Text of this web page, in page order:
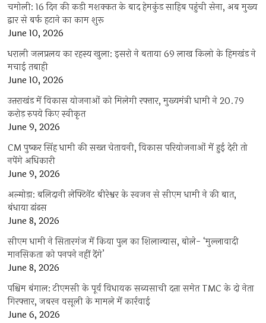
चमोली: 16 दिन की कड़ी मशक्कत के बाद हेमकुंड साहिब पहुंची सेना, अब मुख्य
द्वार से बर्फ हटाने का काम शुरू
June 10, 2026
धराली जलप्रलय का रहस्य खुला: इसरो ने बताया 69 लाख किलो के हिमखंड ने
मचाई तबाही
June 10, 2026
उत्तराखंड में विकास योजनाओं को मिलेगी रफ्तार, मुख्यमंत्री धामी ने 20.79
करोड़ रुपये किए स्वीकृत
June 9, 2026
CM पुष्कर सिंह धामी की सख्त चेतावनी, विकास परियोजनाओं में हुई देरी तो
नपेंगे अधिकारी
June 9, 2026
अल्मोड़ा: बलिदानी लेफ्टिनेंट बीरेश्वर के स्वजन से सीएम धामी ने की बात,
बंधाया ढांढस
June 8, 2026
सीएम धामी ने सितारगंज में किया पुल का शिलान्यास, बोले- ‘मुल्लावादी
मानसिकता को पनपने नहीं देंगे’
June 8, 2026
पश्चिम बंगाल: टीएमसी के पूर्व विधायक सब्यसाची दत्ता समेत TMC के दो नेता
गिरफ्तार, जबरन वसूली के मामले में कार्रवाई
June 6, 2026